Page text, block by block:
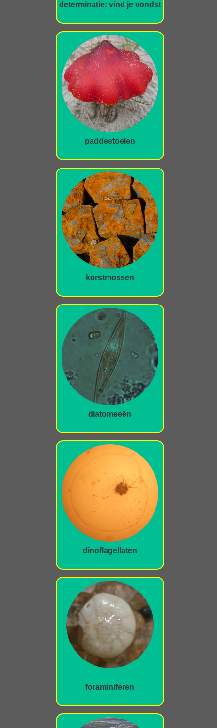
determinatie: vind je vondst
paddestoelen
korstmossen
diatomeeën
dinoflagellaten
foraminiferen